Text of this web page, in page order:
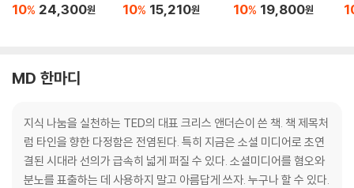
10% 24,300원 10% 15,210원 10% 19,800원
MD 한마디
지식 나눔을 실천하는 TED의 대표 크리스 앤더슨이 쓴 책. 책 제목처
럼 타인을 향한 다정함은 전염된다. 특히 지금은 소셜 미디어로 초연
결된 시대라 선의가 급속히 넓게 퍼질 수 있다. 소셜미디어를 혐오와
분노를 표출하는 데 사용하지 말고 아름답게 쓰자. 누구나 할 수 있다.